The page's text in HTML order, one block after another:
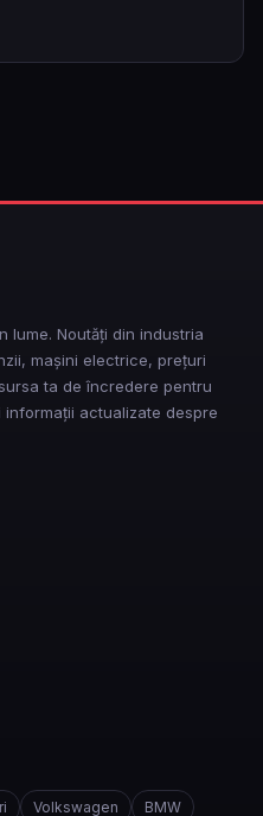
lume. Noutăți din industria
mașini electrice, prețuri
ta de încredere pentru
actualizate despre
Volkswagen BMW